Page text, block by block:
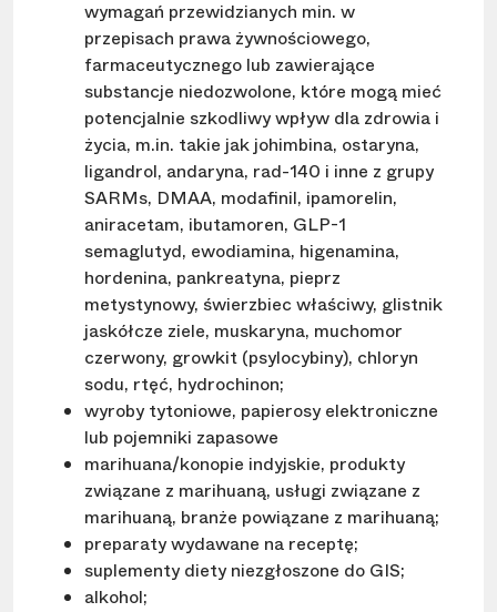
wymagań przewidzianych min. w
przepisach prawa żywnościowego,
farmaceutycznego lub zawierające
substancje niedozwolone, które mogą mieć
potencjalnie szkodliwy wpływ dla zdrowia i
życia, m.in. takie jak johimbina, ostaryna,
ligandrol, andaryna, rad-140 i inne z grupy
SARMs, DMAA, modafinil, ipamorelin,
aniracetam, ibutamoren, GLP-1
semaglutyd, ewodiamina, higenamina,
hordenina, pankreatyna, pieprz
metystynowy, świerzbiec właściwy, glistnik
jaskółcze ziele, muskaryna, muchomor
czerwony, growkit (psylocybiny), chloryn
sodu, rtęć, hydrochinon;
wyroby tytoniowe, papierosy elektroniczne
lub pojemniki zapasowe
marihuana/konopie indyjskie, produkty
związane z marihuaną, usługi związane z
marihuaną, branże powiązane z marihuaną;
preparaty wydawane na receptę;
suplementy diety niezgłoszone do GIS;
alkohol;